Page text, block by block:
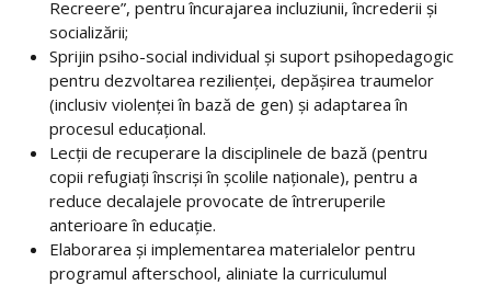
Recreere”, pentru încurajarea incluziunii, încrederii și
socializării;
Sprijin psiho-social individual și suport psihopedagogic
pentru dezvoltarea rezilienței, depășirea traumelor
(inclusiv violenței în bază de gen) și adaptarea în
procesul educațional.
Lecții de recuperare la disciplinele de bază (pentru
copii refugiați înscriși în școlile naționale), pentru a
reduce decalajele provocate de întreruperile
anterioare în educație.
Elaborarea și implementarea materialelor pentru
programul afterschool, aliniate la curriculumul